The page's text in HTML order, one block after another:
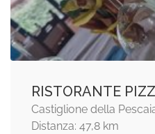
RISTORANTE
Castiglione della
Distanza: 47,8 km